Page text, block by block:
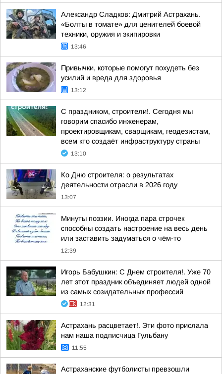
Александр Сладков: Дмитрий Астрахань.
«Болты в томате» для ценителей боевой
техники, оружия и экипировки
13:46
Привычки, которые помогут похудеть без
усилий и вреда для здоровья
13:12
С праздником, строители!. Сегодня мы
говорим спасибо инженерам,
проектировщикам, сварщикам, геодезистам,
всем кто создаёт инфраструктуру страны
13:10
Ко Дню строителя: о результатах
деятельности отрасли в 2026 году
13:07
Минуты поэзии. Иногда пара строчек
способны создать настроение на весь день
или заставить задуматься о чём-то
12:39
Игорь Бабушкин: С Днем строителя!. Уже 70
лет этот праздник объединяет людей одной
из самых созидательных профессий
12:31
Астрахань расцветает!. Эти фото прислала
нам наша подписчица Гульбану
11:55
Астраханские футболисты превзошли